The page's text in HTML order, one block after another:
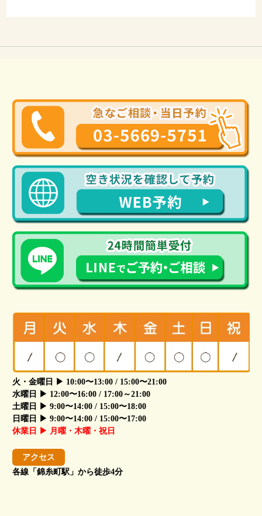
火・金曜日 ▶ 10:00〜13:00 / 15:00〜21:00
水曜日 ▶ 12:00〜16:00 / 17:00～21:00
土曜日 ▶ 9:00〜14:00 / 15:00〜18:00
日曜日 ▶ 9:00〜14:00 / 15:00〜17:00
休業日 ▶ 月曜・木曜・祝日
アクセス
各線「錦糸町駅」から徒歩4分